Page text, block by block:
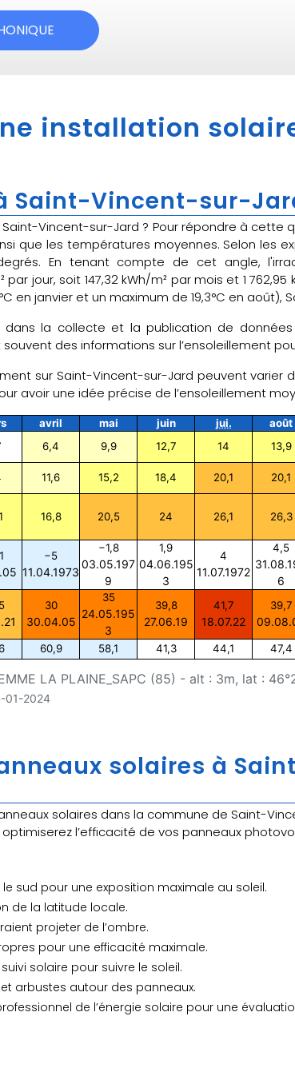
installation
Saint-Vincent-sur-
Vincent-sur-Jard ? Pour répondre à
que les températures moyennes. Selon les
En tenant compte de cet angle,
jour, soit 147,32 kWh/m² par mois et 1
en janvier et un maximum de 19,3°C en août),
la collecte et la publication de
des informations sur l’ensoleillement
sur Saint-Vincent-sur-Jard peuvent varier
avoir une idée précise de l’ensoleillement
LA PLAINE_SAPC (85) - alt : 3m, lat :
01-2024
avril mai juin jui. août
6,4 9,9 12,7 14 13,9
11,6 15,2 18,4 20,1 20,1
16,8 20,5 24 26,1 26,3
−5
11.04.1973
−1,8
03.05.197
9
1,9
04.06.195
3
4
11.07.1972
4,5
6
30
30.04.05
35
24.05.195
3
39,8
27.06.19
41,7
18.07.22
39,7
60,9 58,1 41,3 44,1 47,4
solaires à
solaires dans la commune de Saint-
l’efficacité de vos panneaux
sud pour une exposition maximale au soleil.
de la latitude locale.
projeter de l’ombre.
pour une efficacité maximale.
solaire pour suivre le soleil.
et arbustes autour des panneaux.
de l’énergie solaire pour une